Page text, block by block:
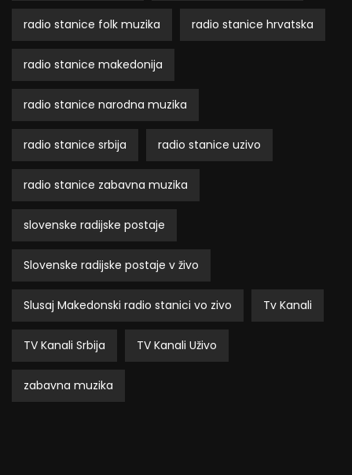
radio stanice folk muzika radio stanice hrvatska
radio stanice makedonija
radio stanice narodna muzika
radio stanice srbija radio stanice uzivo
radio stanice zabavna muzika
slovenske radijske postaje
Slovenske radijske postaje v živo
Slusaj Makedonski radio stanici vo zivo Tv Kanali
TV Kanali Srbija TV Kanali Uživo
zabavna muzika